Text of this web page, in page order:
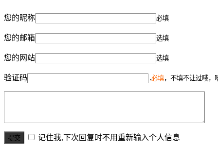
您的昵称 必填
您的邮箱 选填
您的网站 选填
验证码 必填，不填不让过哦，
记住我,下次回复时不用重新输入个人信息